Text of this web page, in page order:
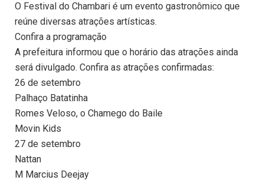
O Festival do Chambari é um evento gastronômico que
reúne diversas atrações artísticas.
Confira a programação
A prefeitura informou que o horário das atrações ainda
será divulgado. Confira as atrações confirmadas:
26 de setembro
Palhaço Batatinha
Romes Veloso, o Chamego do Baile
Movin Kids
27 de setembro
Nattan
M Marcius Deejay